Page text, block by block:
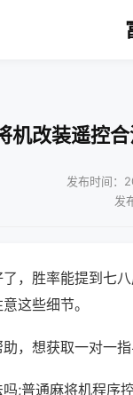
机改装遥控
发布时间：
发
，胜率能提到七
这些细节。
，想获取一对一
;普通麻将机程序